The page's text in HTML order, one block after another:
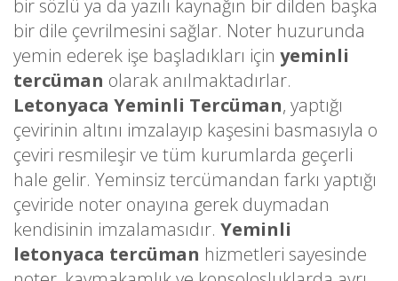
bir sözlü ya da yazılı kaynağın bir dilden başka
bir dile çevrilmesini sağlar. Noter huzurunda
yemin ederek işe başladıkları için yeminli
tercüman olarak anılmaktadırlar.
Letonyaca Yeminli Tercüman, yaptığı
çevirinin altını imzalayıp kaşesini basmasıyla o
çeviri resmileşir ve tüm kurumlarda geçerli
hale gelir. Yeminsiz tercümandan farkı yaptığı
çeviride noter onayına gerek duymadan
kendisinin imzalamasıdır. Yeminli
letonyaca tercüman hizmetleri sayesinde